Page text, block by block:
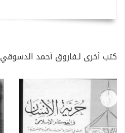
كتب أخرى لـفاروق أحمد الدسوقي